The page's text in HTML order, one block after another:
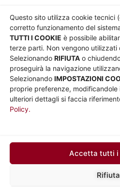
Questo sito utilizza cookie tecnici
corretto funzionamento del
TUTTI I COOKIE è possibile
terze parti. Non vengono utilizzati
Selezionando RIFIUTA o
proseguirà la navigazione
Selezionando IMPOSTAZIONI
proprie preferenze, modificandole
ulteriori dettagli si faccia
Policy.
Accetta tutti i
Rifiuta
Chi siamo
Governance
Whistleblowing
Co-Marketing
Social media policy
Informativa Cookie
Informativa Sito web e
social media
Note
UTILITÀ
Car Sharing Roma